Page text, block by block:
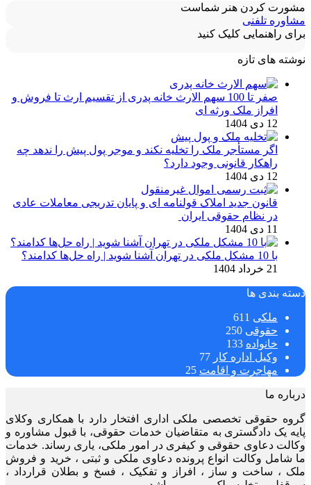
مشورت کردن هنر شماست
مشاوره تلفنی
برای راهنمایی کلیک کنید
نوشته های تازه
صفر تا 100 سهم الارث خانه پدری از تقسیم ارث تا فروش و
افراز ملک ورثه ای
12 دی 1404
اگر مستأجر ملک را تخلیه نکند و موجر پول پیش را ندهد چه
راهکار قانونی وجود دارد؟
12 دی 1404
قانون جدید املاک قولنامه ای و پایان تدریجی معاملات عادی
در نظام حقوقی ایران
11 دی 1404
با 10 مشکل ملکی در تهران آشنا شوید | راه حل‌ها کدامند؟
21 خرداد 1404
دسته بندی ها
ملکی 611
حقوقی 250
خانواده 133
وکیل اداره کار 77
مهاجرت و اقامت 25
درباره ما
گروه حقوقی تخصصی ملکی اداری افتخار دارد با همکاری وکلای
پایه یک دادگستری به متقاضیان خدمات حقوقی، با قبول مشاوره و
وکالت دعاوی حقوقی و کیفری در امور ملکی، یاری رساند. خدمات
ما شامل وکالت انواع پرونده دعاوی ملکی و ثبتی ، خرید و فروش
ملک ، ساخت و ساز ، افراز و تفکیک ، فسخ و بطلان قرارداد ،